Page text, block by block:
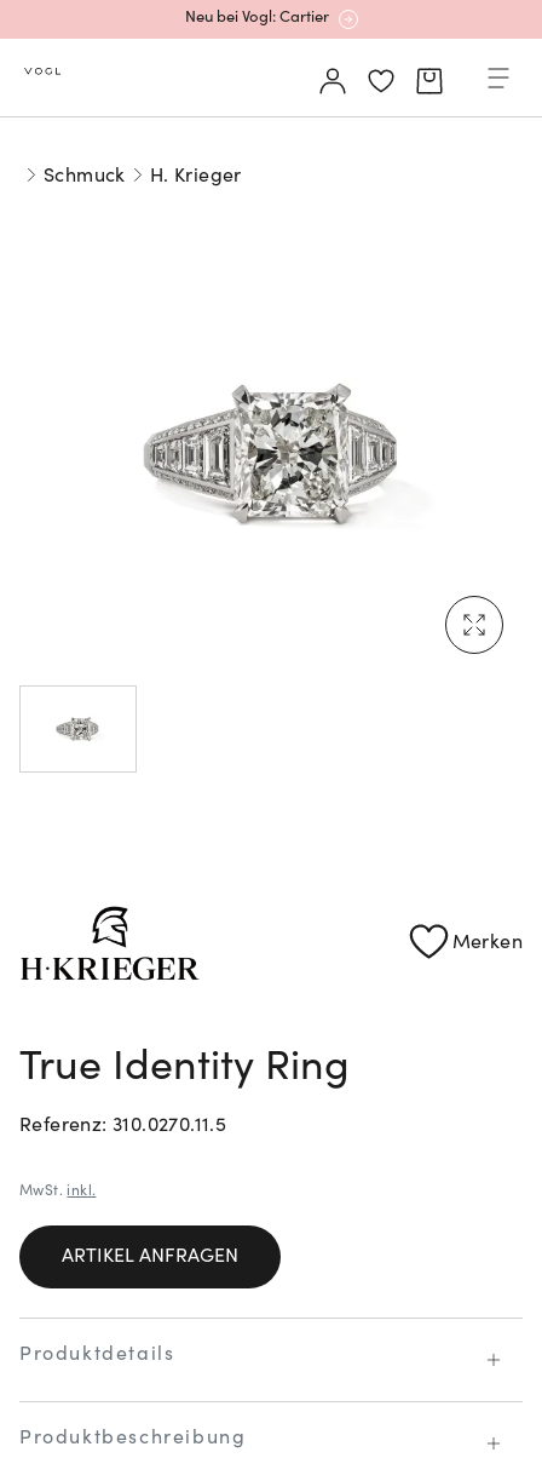
Neu bei Vogl: Cartier
Neu bei Vogl: Cartier
Rolex Certified Pre-Owned entdecken
Schmuck H. Krieger
Merken
True Identity Ring
Referenz: 310.0270.11.5
MwSt. inkl.
ARTIKEL ANFRAGEN
Produktdetails
Produktbeschreibung